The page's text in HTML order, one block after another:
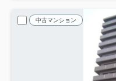
中古マンション